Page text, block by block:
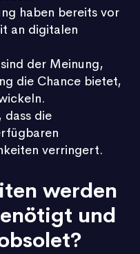
haben bereits vor
an digitalen
der Meinung,
die Chance bietet,
dass die
verringert.
werden
und